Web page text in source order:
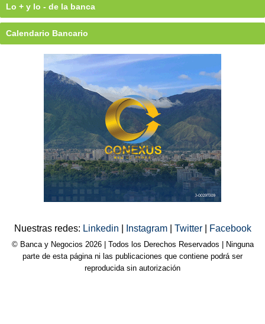
Lo + y lo - de la banca
Calendario Bancario
Nuestras redes: Linkedin Instagram Twitter Facebook
© Banca y Negocios 2026 | Todos los Derechos Reservados | Ninguna
parte de esta página ni las publicaciones que contiene podrá ser
reproducida sin autorización